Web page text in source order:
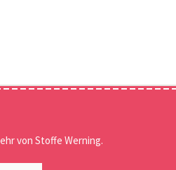
von Stoffe Werning.